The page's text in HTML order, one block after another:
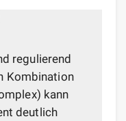
regulierend
Kombination
kann
deutlich